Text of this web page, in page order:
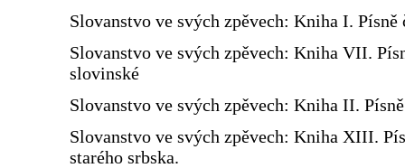
Slovanstvo ve svých zpěvech: Kniha I. Písně
Slovanstvo ve svých zpěvech: Kniha VII.
slovinské
Slovanstvo ve svých zpěvech: Kniha II.
Slovanstvo ve svých zpěvech: Kniha XIII.
starého srbska.